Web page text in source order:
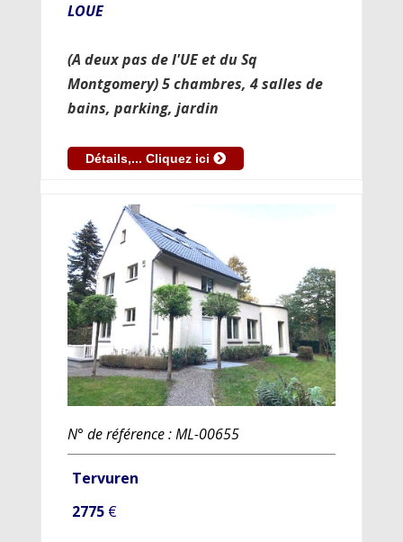
LOUE
(A deux pas de l'UE et du Sq
Montgomery) 5 chambres, 4 salles de
bains, parking, jardin
Détails,... Cliquez ici
N° de référence : ML-00655
Tervuren
2775€